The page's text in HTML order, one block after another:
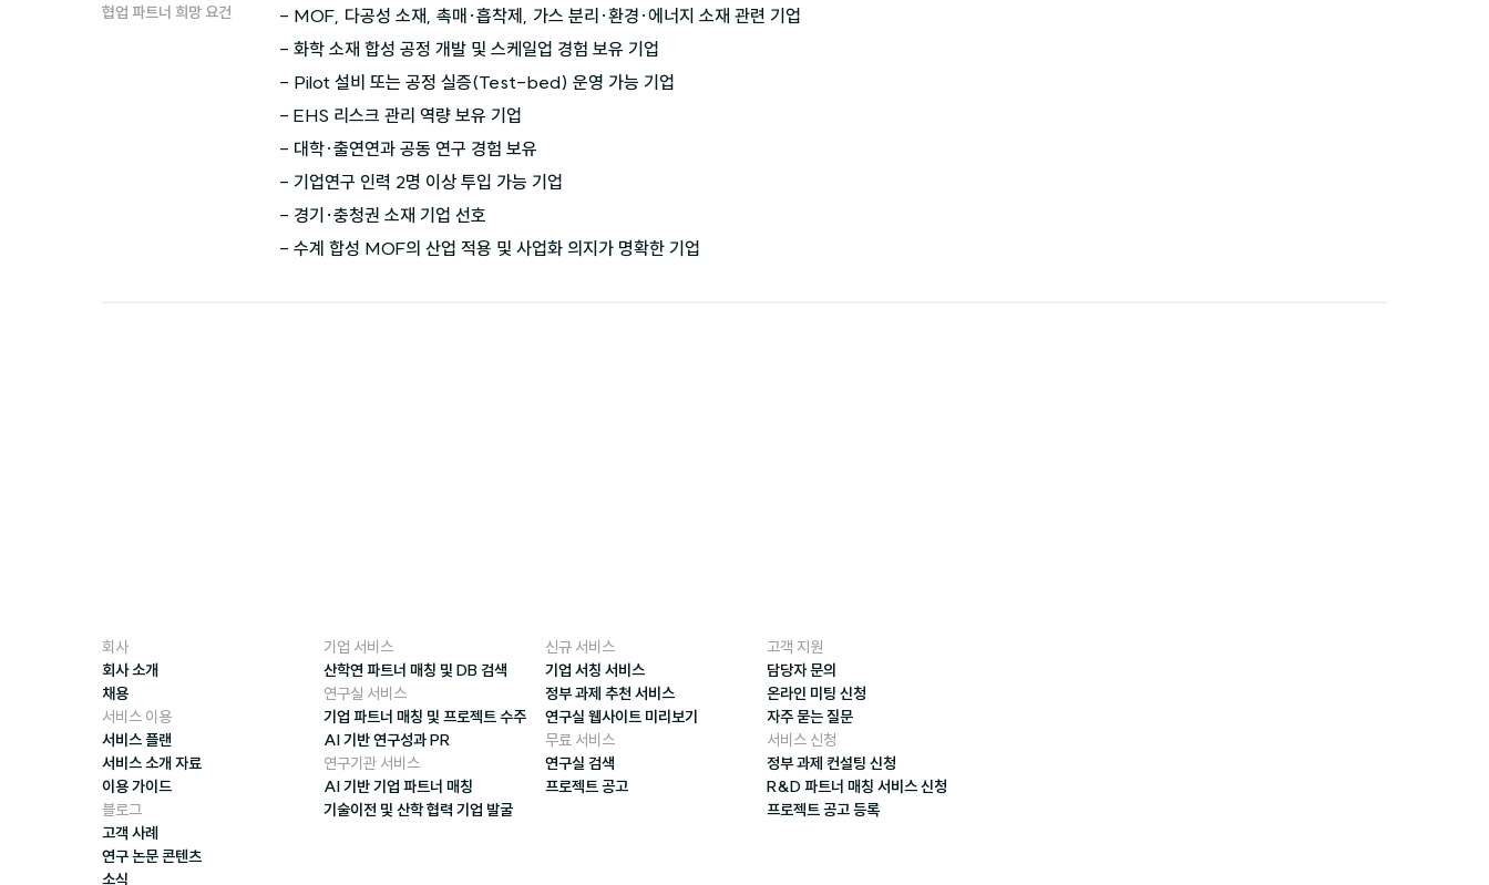
협업 파트너 희망 요건
- MOF, 다공성 소재, 촉매·흡착제, 가스 분리·환경·에너지 소재 관련 기업
- 화학 소재 합성 공정 개발 및 스케일업 경험 보유 기업
- Pilot 설비 또는 공정 실증(Test-bed) 운영 가능 기업
- EHS 리스크 관리 역량 보유 기업
- 대학·출연연과 공동 연구 경험 보유
- 기업연구 인력 2명 이상 투입 가능 기업
- 경기·충청권 소재 기업 선호
- 수계 합성 MOF의 산업 적용 및 사업화 의지가 명확한 기업
회사
회사 소개
채용
서비스 이용
서비스 플랜
서비스 소개 자료
이용 가이드
블로그
고객 사례
연구 논문 콘텐츠
소식
기업 서비스
산학연 파트너 매칭 및 DB 검색
연구실 서비스
기업 파트너 매칭 및 프로젝트 수주
AI 기반 연구성과 PR
연구기관 서비스
AI 기반 기업 파트너 매칭
기술이전 및 산학 협력 기업 발굴
신규 서비스
기업 서칭 서비스
정부 과제 추천 서비스
연구실 웹사이트 미리보기
무료 서비스
연구실 검색
프로젝트 공고
고객 지원
담당자 문의
온라인 미팅 신청
자주 묻는 질문
서비스 신청
정부 과제 컨설팅 신청
R&D 파트너 매칭 서비스 신청
프로젝트 공고 등록